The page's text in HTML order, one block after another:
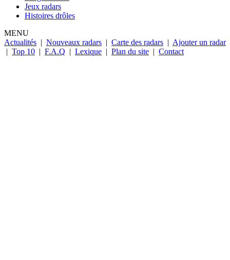
Jeux radars
Histoires drôles
MENU
Actualités | Nouveaux radars | Carte des radars | Ajouter un radar
| Top 10 | F.A.Q | Lexique | Plan du site | Contact